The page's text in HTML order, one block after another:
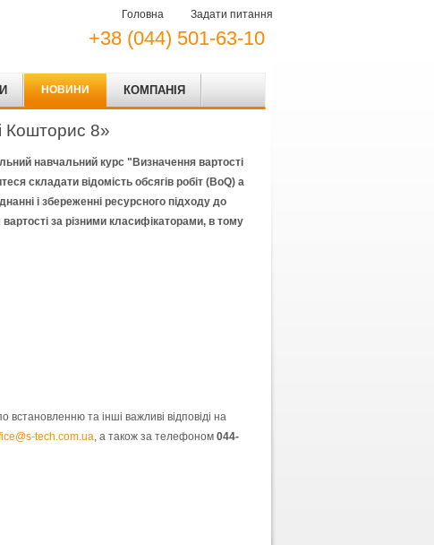
Головна Задати питання
+38 (044) 501-63-10
НОВИНИ КОМПАНІЯ
Кошторис 8»
навчальний курс "Визначення вартості
складати відомість обсягів робіт (BoQ) а
і збереженні ресурсного підходу до
за різними класифікаторами, в тому
встановленню та інші важливі відповіді на
tech.com.ua, а також за телефоном 044-